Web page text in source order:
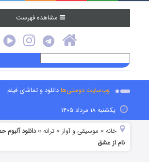
مشاهده فهرست
وب‌سایت دوستی‌هادانلود و تماشای فیلم
یکشنبه ۱۸ مرداد ۱۴۰۵
خانه » موسیقی و آواز »ترانه »دانلود
نام از عشق